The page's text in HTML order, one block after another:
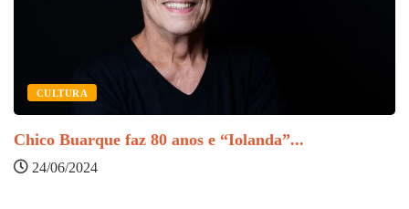
CULTURA
Chico Buarque faz 80 anos e “Iolanda”...
24/06/2024